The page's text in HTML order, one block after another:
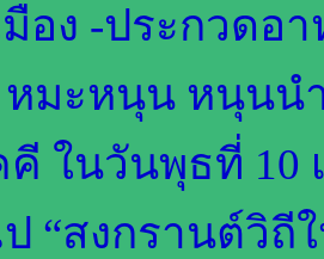
อง -ประกวดอ
หมะหนุน หนุนน
ในวันพุธที่ 10
“สงกรานต์วิถี